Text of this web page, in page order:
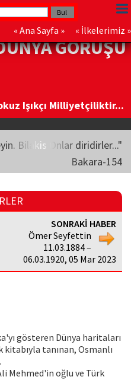
« Ana Sayfa » « İlkelerimiz »
GÖRÜŞÜ
Işıkçı Milliyetçiliktir...
Bilakis Onlar diridirler..."
Bakara-154
SONRAKİ HABER
Ömer Seyfettin
11.03.1884 –
06.03.1920, 05 Mar 2023
gösteren Dünya haritaları
tanınan, Osmanlı
Mehmed'in oğlu ve Türk